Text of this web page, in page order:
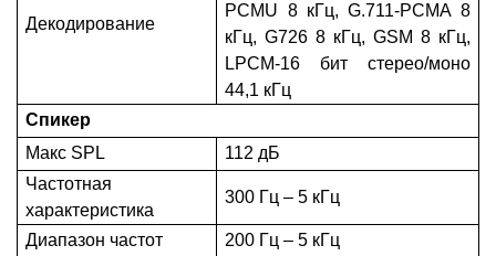
Декодирование
PCMU 8 кГц, G.711-PCMA 8
кГц, G726 8 кГц, GSM 8 кГц,
LPCM-16 бит стерео/моно
44,1 кГц
Спикер
Макс SPL
112 дБ
Частотная
характеристика
300 Гц – 5 кГц
Диапазон частот
200 Гц – 5 кГц